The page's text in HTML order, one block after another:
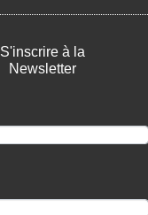
S'inscrire à la
Newsletter